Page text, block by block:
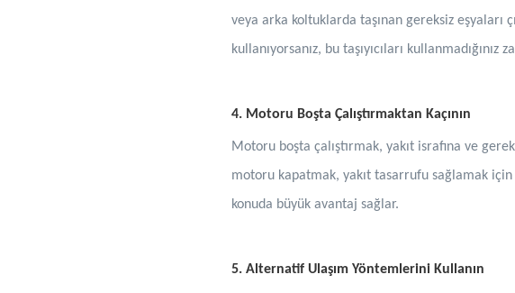
veya arka koltuklarda taşınan gereksiz eşyaları
kullanıyorsanız, bu taşıyıcıları
4. Motoru Boşta Çalıştırmaktan Kaçının
Motoru boşta çalıştırmak, yakıt israfına ve
motoru kapatmak, yakıt tasarrufu sağlamak
konuda büyük avantaj sağlar.
5. Alternatif Ulaşım Yöntemlerini Kullanın